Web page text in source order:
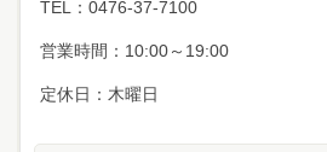
TEL：0476-37-7100
営業時間：10:00～19:00
定休日：木曜日